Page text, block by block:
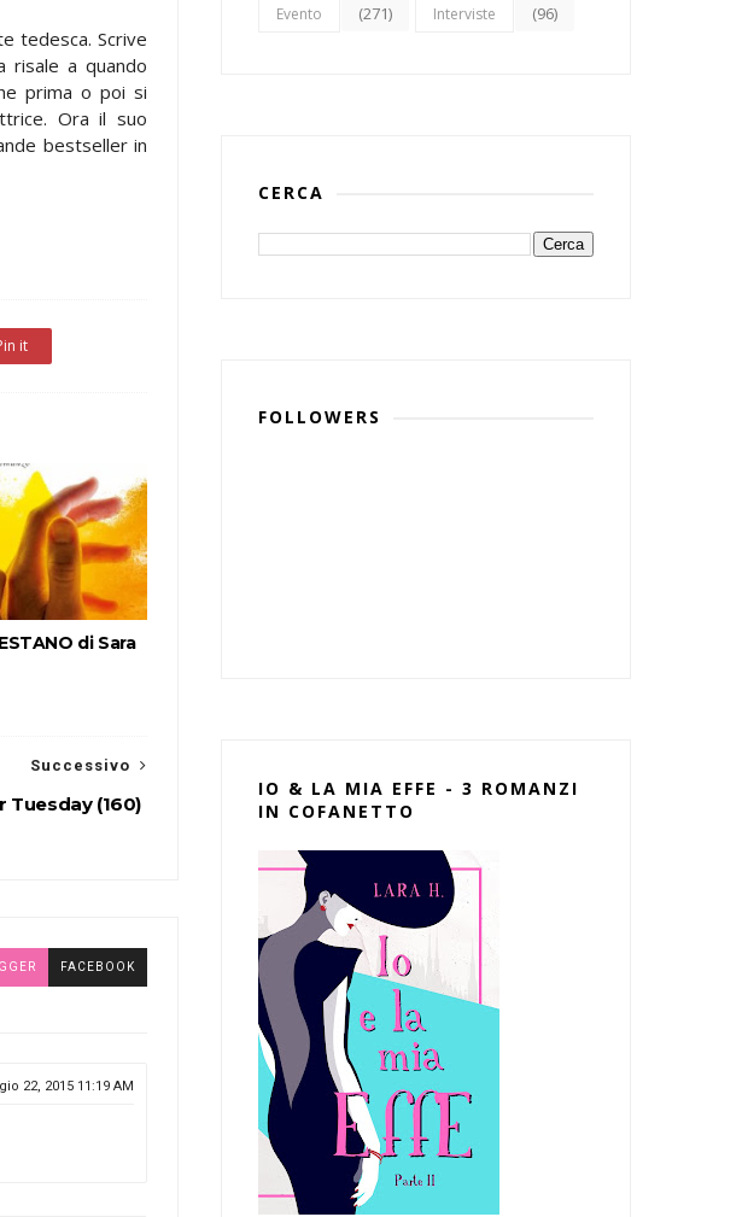
tedesca. Scrive
risale a quando
prima o poi si
Ora il suo
bestseller in
it
di Sara
Successivo
Tuesday (160)
FACEBOOK
22, 2015 11:19 AM
Evento (271) Interviste (96)
CERCA
FOLLOWERS
IO & LA MIA EFFE - 3 ROMANZI
IN COFANETTO